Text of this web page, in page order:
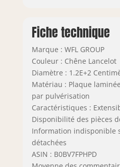
Fiche technique
Marque : WFL GROUP
Couleur : Chêne Lancelot
Diamètre : 1.2E+2
Matériau : Plaque
par pulvérisation
Caractéristiques :
Disponibilité des pièces
Information indisponible
détachées
ASIN : B0BV7FPHPD